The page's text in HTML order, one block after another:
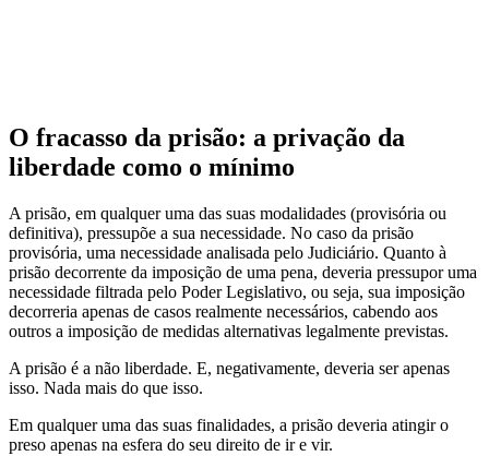
O fracasso da prisão: a privação da
liberdade como o mínimo
A prisão, em qualquer uma das suas modalidades (provisória ou
definitiva), pressupõe a sua necessidade. No caso da prisão
provisória, uma necessidade analisada pelo Judiciário. Quanto à
prisão decorrente da imposição de uma pena, deveria pressupor uma
necessidade filtrada pelo Poder Legislativo, ou seja, sua imposição
decorreria apenas de casos realmente necessários, cabendo aos
outros a imposição de medidas alternativas legalmente previstas.
A prisão é a não liberdade. E, negativamente, deveria ser apenas
isso. Nada mais do que isso.
Em qualquer uma das suas finalidades, a prisão deveria atingir o
preso apenas na esfera do seu direito de ir e vir.